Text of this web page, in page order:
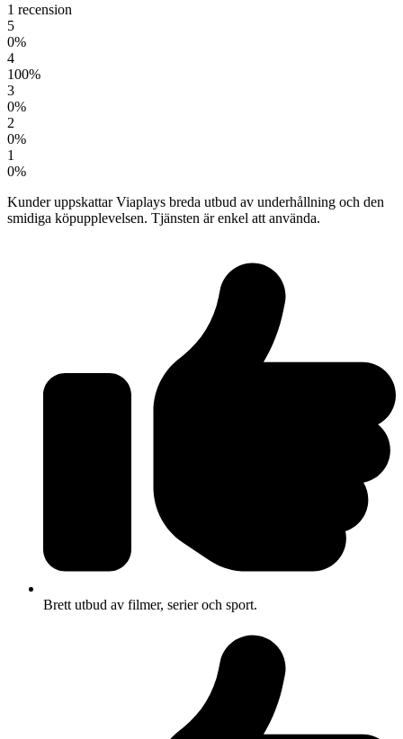
1 recension
5
0%
4
100%
3
0%
2
0%
1
0%
Kunder uppskattar Viaplays breda utbud av underhållning och den
smidiga köpupplevelsen. Tjänsten är enkel att använda.
Brett utbud av filmer, serier och sport.